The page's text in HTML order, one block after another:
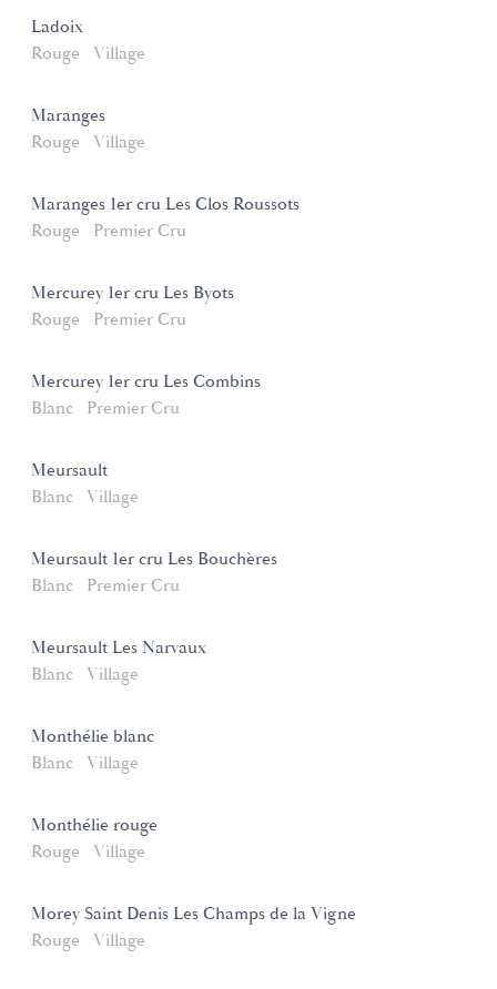
Ladoix
Rouge
Village
Maranges
Rouge
Village
Maranges 1er cru Les Clos Roussots
Rouge
Premier Cru
Mercurey 1er cru Les Byots
Rouge
Premier Cru
Mercurey 1er cru Les Combins
Blanc
Premier Cru
Meursault
Blanc
Village
Meursault 1er cru Les Bouchères
Blanc
Premier Cru
Meursault Les Narvaux
Blanc
Village
Monthélie blanc
Blanc
Village
Monthélie rouge
Rouge
Village
Morey Saint Denis Les Champs de la Vigne
Rouge
Village